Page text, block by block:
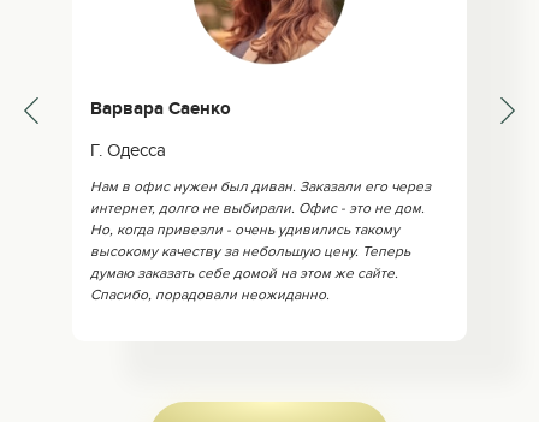
Варвара Саенко
Г. Одесса
Нам в офис нужен был диван. Заказали его через
интернет, долго не выбирали. Офис - это не дом.
Но, когда привезли - очень удивились такому
высокому качеству за небольшую цену. Теперь
думаю заказать себе домой на этом же сайте.
Спасибо, порадовали неожиданно.